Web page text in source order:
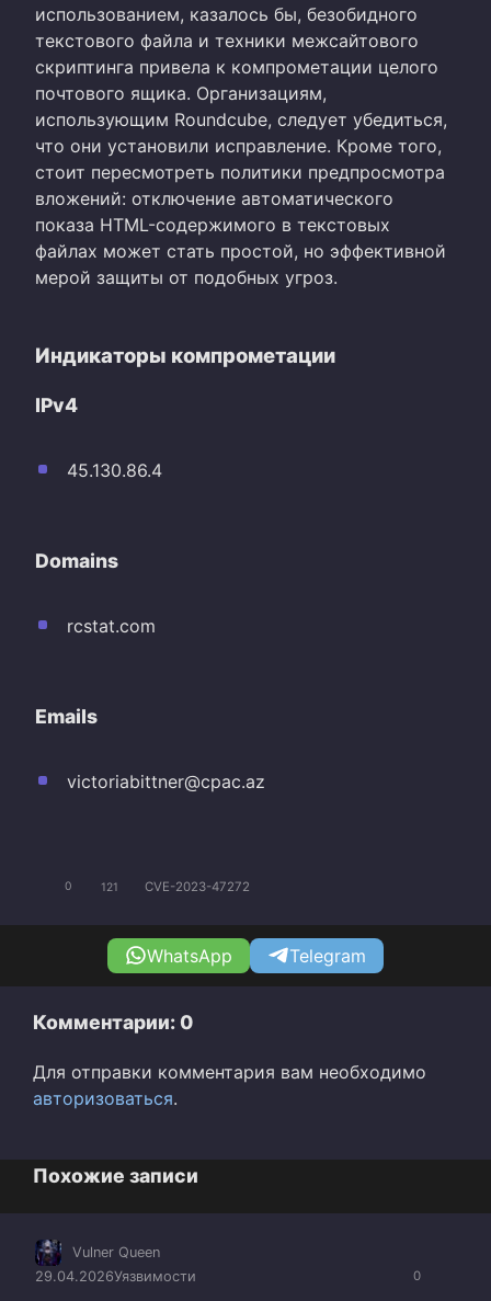
использованием, казалось бы, безобидного
текстового файла и техники межсайтового
скриптинга привела к компрометации целого
почтового ящика. Организациям,
использующим Roundcube, следует убедиться,
что они установили исправление. Кроме того,
стоит пересмотреть политики предпросмотра
вложений: отключение автоматического
показа HTML-содержимого в текстовых
файлах может стать простой, но эффективной
мерой защиты от подобных угроз.
Индикаторы компрометации
IPv4
45.130.86.4
Domains
rcstat.com
Emails
victoriabittner@cpac.az
0 121 CVE-2023-47272
WhatsApp Telegram
Комментарии: 0
Для отправки комментария вам необходимо
авторизоваться.
Похожие записи
0
Vulner Queen
29.04.2026Уязвимости